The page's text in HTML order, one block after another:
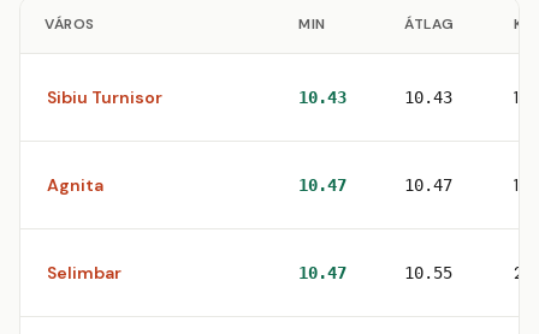
VÁROS MIN ÁTLAG
Sibiu Turnisor 10.43 10.43 1
Agnita 10.47 10.47 1
Selimbar 10.47 10.55 2